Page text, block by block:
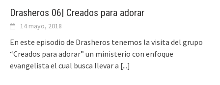
Drasheros 06| Creados para adorar
14 mayo, 2018
En este episodio de Drasheros tenemos la visita del grupo
“Creados para adorar” un ministerio con enfoque
evangelista el cual busca llevar a [...]